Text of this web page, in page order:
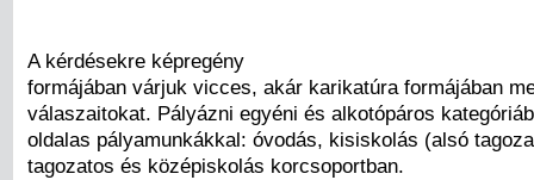
A kérdésekre képregény
formájában várjuk vicces, akár karikatúra formájában
válaszaitokat. Pályázni egyéni és alkotópáros
oldalas pályamunkákkal: óvodás, kisiskolás (alsó
tagozatos és középiskolás korcsoportban.